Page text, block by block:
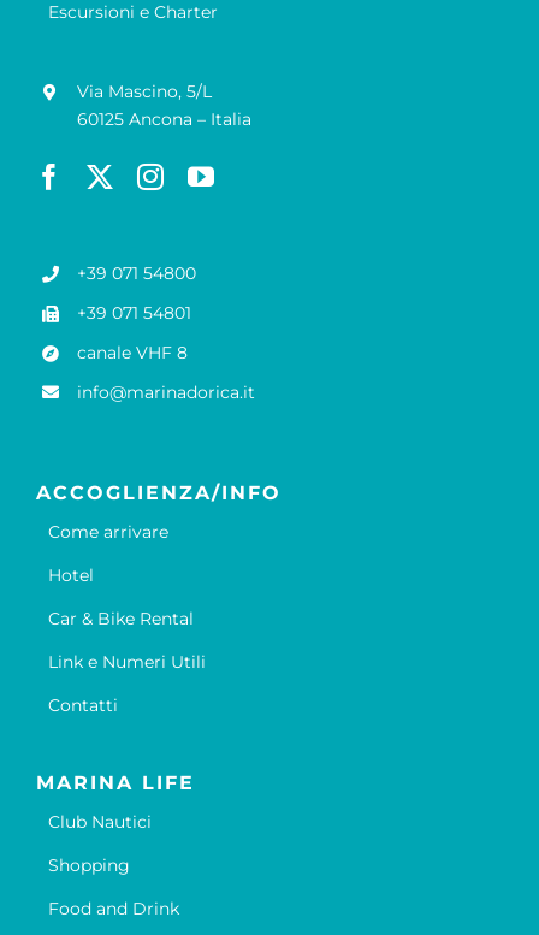
Escursioni e Charter
Via Mascino, 5/L
60125 Ancona – Italia
+39 071 54800
+39 071 54801
canale VHF 8
info@marinadorica.it
ACCOGLIENZA/INFO
Come arrivare
Hotel
Car & Bike Rental
Link e Numeri Utili
Contatti
MARINA LIFE
Club Nautici
Shopping
Food and Drink